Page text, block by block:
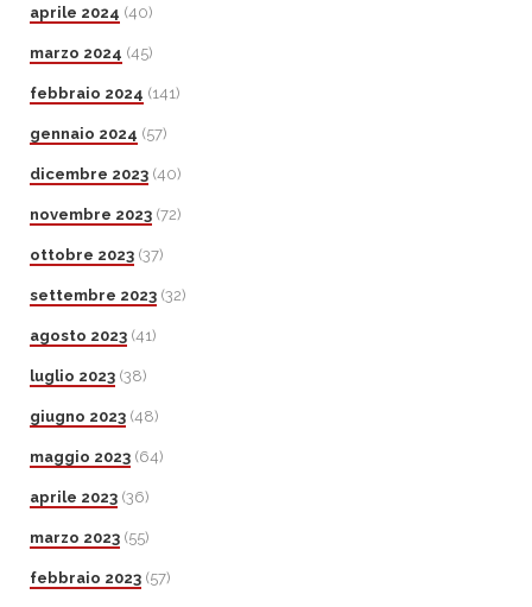
aprile 2024 (40)
marzo 2024 (45)
febbraio 2024 (141)
gennaio 2024 (57)
dicembre 2023 (40)
novembre 2023 (72)
ottobre 2023 (37)
settembre 2023 (32)
agosto 2023 (41)
luglio 2023 (38)
giugno 2023 (48)
maggio 2023 (64)
aprile 2023 (36)
marzo 2023 (55)
febbraio 2023 (57)